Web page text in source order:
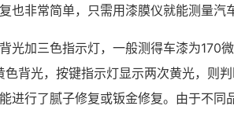
非常简单，只需用漆膜仪就能测量汽
光加三色指示灯，一般测得车漆为170
背光，按键指示灯显示两次黄光，则
行了腻子修复或钣金修复。由于不同